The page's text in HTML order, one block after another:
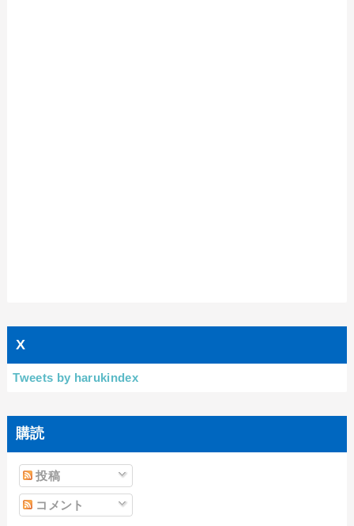
X
Tweets by harukindex
購読
投稿
コメント